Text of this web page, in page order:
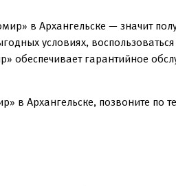
в Архангельске — значит
условиях,
обеспечивает гарантийное
Архангельске, позвоните по